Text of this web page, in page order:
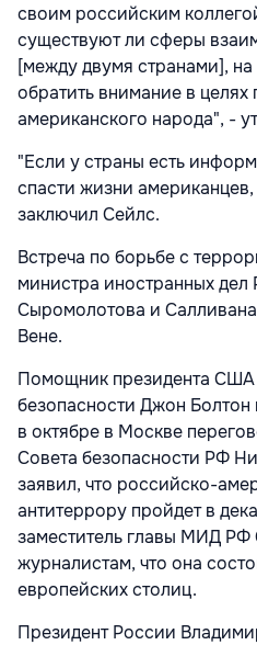
своим российским
существуют ли сферы
[между двумя странами],
обратить внимание в
американского народа", -
"Если у страны есть
спасти жизни
заключил Сейлс.
Встреча по борьбе с
министра иностранных дел
Сыромолотова и Салливана
Вене.
Помощник президента США
безопасности Джон
в октябре в Москве
Совета безопасности РФ
заявил, что российско-
антитеррору пройдет в
заместитель главы МИД
журналистам, что она
европейских столиц.
Президент России